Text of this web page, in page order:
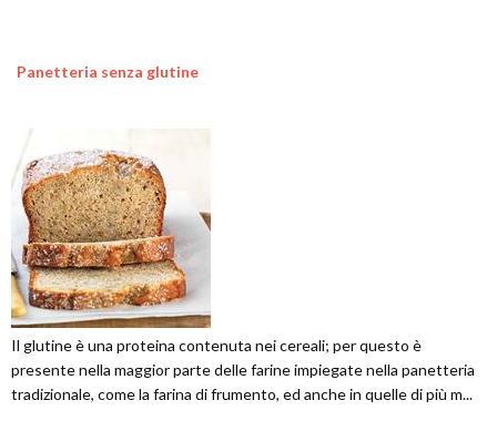
Panetteria senza glutine
Il glutine è una proteina contenuta nei cereali; per questo è
presente nella maggior parte delle farine impiegate nella panetteria
tradizionale, come la farina di frumento, ed anche in quelle di più m...